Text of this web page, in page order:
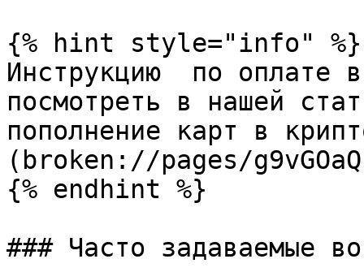
{% hint style="info" %}
Инструкцию  по оплате
посмотреть в нашей
пополнение карт в
(broken://pages/
{% endhint %}
### Часто задаваемые